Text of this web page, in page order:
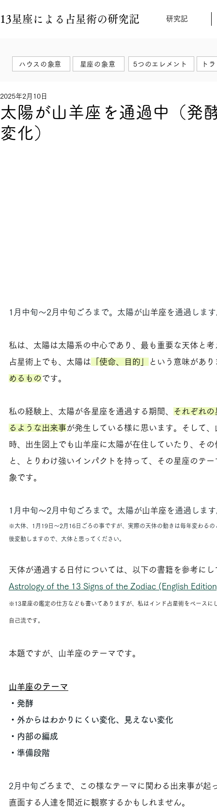
13星座による占星術の研究記 研究記
ハウスの象意 星座の象意 5つのエレメント ト
太陽が山羊座を通過中（発
変化）
2025年2月10日
1月中旬～2月中旬ごろまで。太陽が山羊座 を通過しま
私は、太陽は太陽系の中心であり、最も重要な天体と考
占星術上でも、太陽は
「使命、目的」
という意味があ
めるもの です。
私の経験上、太陽が各星座を通過する期間、
それぞれ
るような出来事が発生している様に思います。そして
時、出生図上でも山羊座に太陽が在住していたり、そ
と、とりわけ強いインパクトを持って、その星座のテ
象です。
1月中旬～2月中旬ごろまで。太陽が山羊座 を通過しま
※大体、1月19日～2月16日ごろの事ですが、実際の天体の動きは毎年変わる
後変動しますので、大体と思ってください。
天体が通過する日付については、以下の書籍を参考にし
Astrology of the 13 Signs of the Zodiac (English
※13星座の鑑定の仕方なども書いてありますが、私はインド占星術をベースに
自己流です。
本題ですが、山羊座のテーマです。
山羊座のテーマ
・発酵
・外からはわかりにくい変化、見えない変化
・内部の編成
・準備段階
2月中旬 ごろまで、この様なテーマに関わる出来事が起
直面する人達を間近に観察するかもしれません。